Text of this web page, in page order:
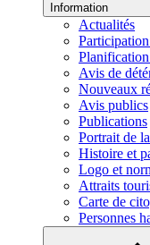
Information
Actualités
Avis de
Nouveaux
Avis publics
Publications
Portrait de
Histoire et
Logo et
Attraits
Carte de
Personnes